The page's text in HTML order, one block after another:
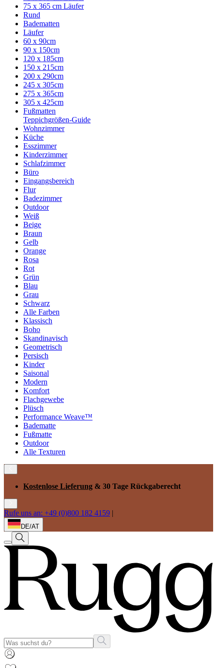
75 x 365 cm Läufer
Rund
Badematten
Läufer
60 x 90cm
90 x 150cm
120 x 185cm
150 x 215cm
200 x 290cm
245 x 305cm
275 x 365cm
305 x 425cm
Fußmatten
Teppichgrößen-Guide
Wohnzimmer
Küche
Esszimmer
Kinderzimmer
Schlafzimmer
Büro
Eingangsbereich
Flur
Badezimmer
Outdoor
Weiß
Beige
Braun
Gelb
Orange
Rosa
Rot
Grün
Blau
Grau
Schwarz
Alle Farben
Klassisch
Boho
Skandinavisch
Geometrisch
Persisch
Kinder
Saisonal
Modern
Komfort
Flachgewebe
Plüsch
Performance Weave™
Badematte
Fußmatte
Outdoor
Alle Texturen
Kostenlose Lieferung & 30 Tage Rückgaberecht
Rufe uns an: +49 (0)800 182 4159 |
DE/AT